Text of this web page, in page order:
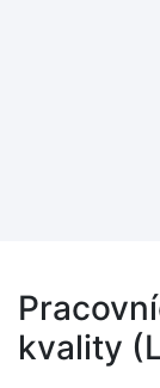
kvality